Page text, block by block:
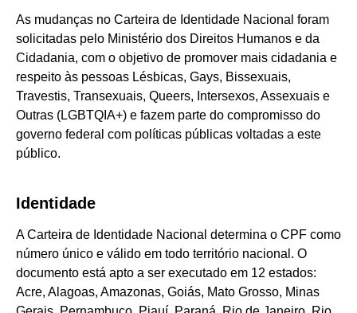
As mudanças no Carteira de Identidade Nacional foram
solicitadas pelo Ministério dos Direitos Humanos e da
Cidadania, com o objetivo de promover mais cidadania e
respeito às pessoas Lésbicas, Gays, Bissexuais,
Travestis, Transexuais, Queers, Intersexos, Assexuais e
Outras (LGBTQIA+) e fazem parte do compromisso do
governo federal com políticas públicas voltadas a este
público.
Identidade
A Carteira de Identidade Nacional determina o CPF como
número único e válido em todo território nacional. O
documento está apto a ser executado em 12 estados:
Acre, Alagoas, Amazonas, Goiás, Mato Grosso, Minas